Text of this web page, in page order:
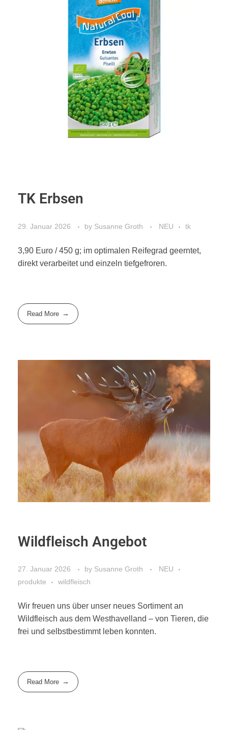
TK Erbsen
29. Januar 2026 by Susanne Groth NEU tk
3,90 Euro / 450 g; im optimalen Reifegrad geerntet,
direkt verarbeitet und einzeln tiefgefroren.
Read More
Wildfleisch Angebot
27. Januar 2026 by Susanne Groth
NEU
produkte
wildfleisch
Wir freuen uns über unser neues Sortiment an
Wildfleisch aus dem Westhavelland – von Tieren, die
frei und selbstbestimmt leben konnten.
Read More